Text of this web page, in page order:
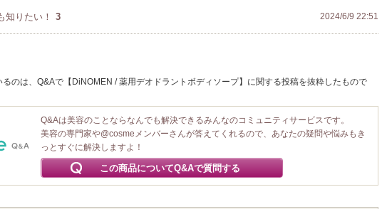
知りたい！ 3 2024/6/9 22:51
るのは、Q&Aで【DiNOMEN / 薬用デオドラントボディソープ】に関する投稿を抜粋したもので
Q&Aは美容のことならなんでも解決できるみんなのコミュニティサービスです。
美容の専門家や@cosmeメンバーさんが答えてくれるので、あなたの疑問や悩みもき
っとすぐに解決しますよ！
この商品についてQ&Aで質問する